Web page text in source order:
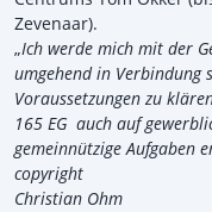
Zevenaar).
„Ich werde mich mit der
umgehend in Verbindung
Voraussetzungen zu
165 EG auch auf
gemeinnützige Aufgaben
copyright
Christian Ohm